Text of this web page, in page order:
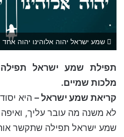
שמע ישראל יהוה אלוהינו יהוה אחד
תפילת שמע ישראל תפילה
מלכות שמיים.
קריאת שמע ישראל – היא
לא משנה מה עובר עליך,
שמע ישראל תפילה שתקשר